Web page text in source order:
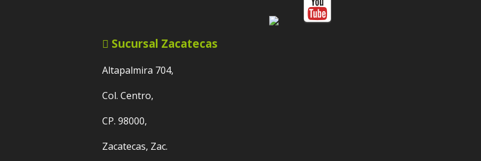
Sucursal Zacatecas
Altapalmira 704,
Col. Centro,
CP. 98000,
Zacatecas, Zac.